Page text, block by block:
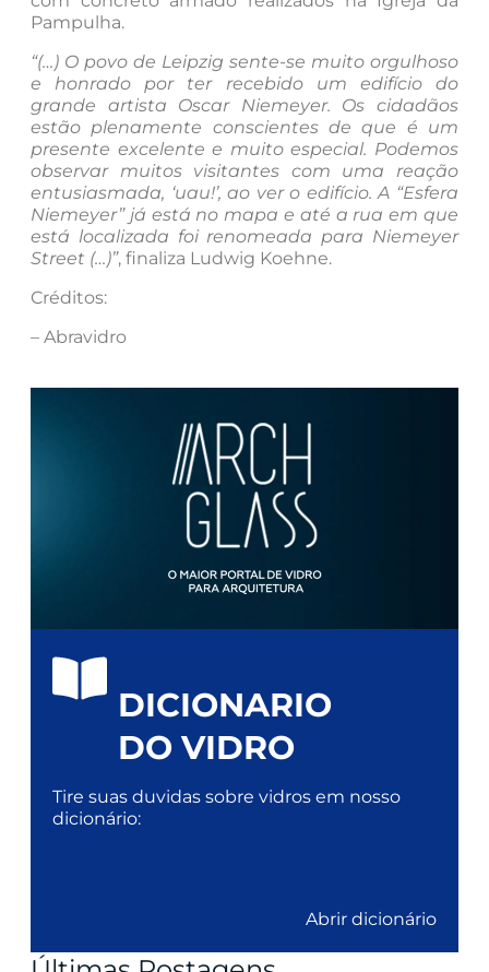
Pampulha.
“(…) O povo de Leipzig sente-se muito orgulhoso
e honrado por ter recebido um edifício do
grande artista Oscar Niemeyer. Os cidadãos
estão plenamente conscientes de que é um
presente excelente e muito especial. Podemos
observar muitos visitantes com uma reação
entusiasmada, ‘uau!’, ao ver o edifício. A “Esfera
Niemeyer” já está no mapa e até a rua em que
está localizada foi renomeada para Niemeyer
Street (…)”, finaliza Ludwig Koehne.
Créditos:
– Abravidro
DICIONARIO
DO VIDRO
Tire suas duvidas sobre vidros em nosso
dicionário:
Abrir dicionário